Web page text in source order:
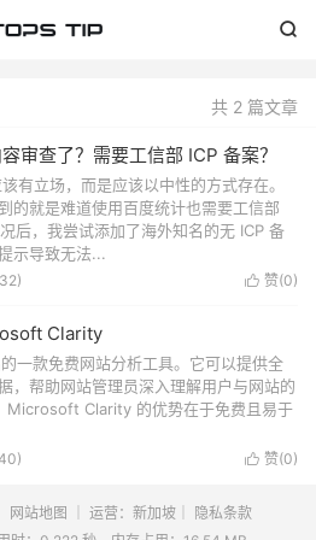

共 2 篇文章
审查了？需要工信部 ICP 备案？
有立场，而是应该以中性的方式存在。
的就是难道使用百度统计也需要工信部
后，我尝试添加了海外知名的无 ICP 备
示导致无法...
 赞(0)
)
Clarity
一款免费网站分析工具。它可以提供全
，帮助网站管理员深入理解用户与网站的
Microsoft Clarity 的优势在于免费且易于
 赞(0)
)
网站地图 ｜ 运营：新加坡｜
隐私条款